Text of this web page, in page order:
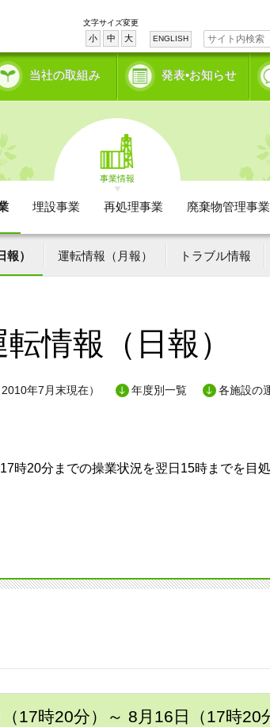
文字サイズ変更
小 中 大 ENGLISH
当社の取組み 発表•お知らせ
事業情報
埋設事業 再処理事業 廃棄物管理事業
） 運転情報（月報） トラブル情報
情報（日報）
年7月末現在） 年度別一覧 各施設の
時20分までの操業状況を翌日15時までを目処
17時20分） ～ 8月16日（17時20